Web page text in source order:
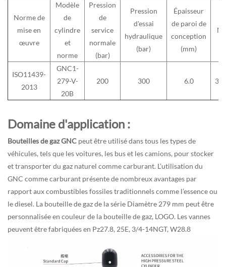
Norme de
mise en
œuvre
Modèle
de
cylindre
et
norme
Pression
de
service
normale
(bar)
Pression
d'essai
hydraulique
(bar)
Épaisseur
de paroi de
conception
(mm)
ISO11439-
2013
GNC1-
279-V-
20B
200 300 6.0
Domaine d'application :
Bouteilles de gaz GNC peut être utilisé dans tous les types de
véhicules, tels que les voitures, les bus et les camions, pour stocker
et transporter du gaz naturel comme carburant. L’utilisation du
GNC comme carburant présente de nombreux avantages par
rapport aux combustibles fossiles traditionnels comme l’essence ou
le diesel. La bouteille de gaz de la série Diamètre 279 mm peut être
personnalisée en couleur de la bouteille de gaz, LOGO. Les vannes
peuvent être fabriquées en Pz27.8, 25E, 3/4-14NGT, W28.8